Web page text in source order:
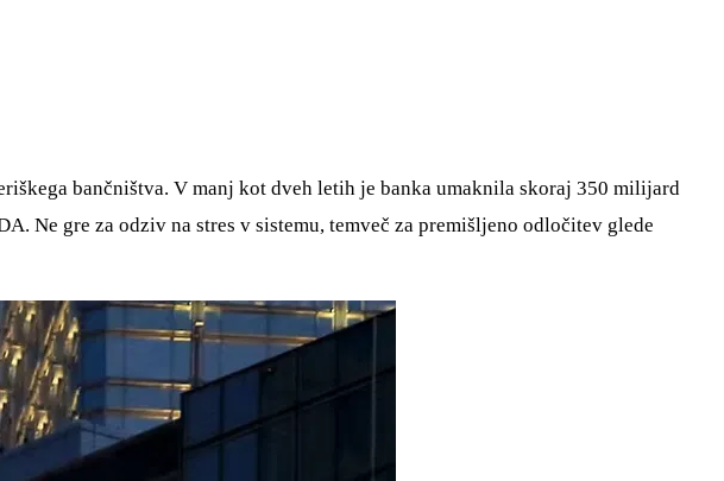
bančništva. V manj kot dveh letih je banka umaknila skoraj 350 milijard
Ne gre za odziv na stres v sistemu, temveč za premišljeno odločitev glede